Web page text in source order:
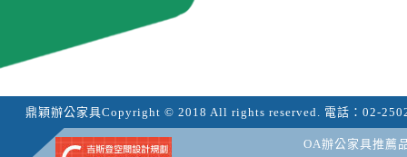
鼎穎辦公家具Copyright © 2018 All rights reserved. 電話： 02-
OA辦公家具推薦